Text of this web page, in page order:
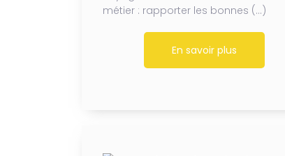
métier : rapporter les bonnes (…)
En savoir plus